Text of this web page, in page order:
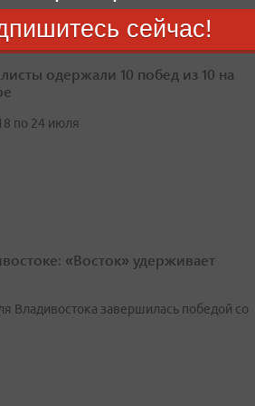
одержали 10 побед из 10 на
по 24 июля
«Восток» удерживает
Владивостока завершилась победой со
сейчас!